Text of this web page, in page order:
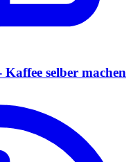
selber machen